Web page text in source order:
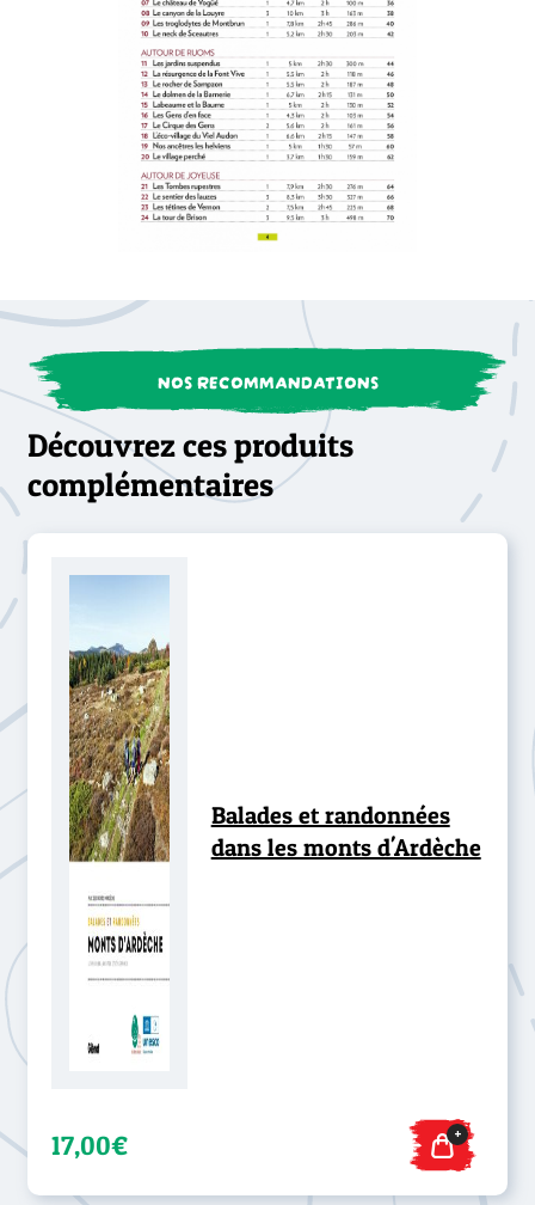
NOS RECOMMANDATIONS
Découvrez ces produits
complémentaires
Balades et randonnées
dans les monts d'Ardèche
17,00€ +